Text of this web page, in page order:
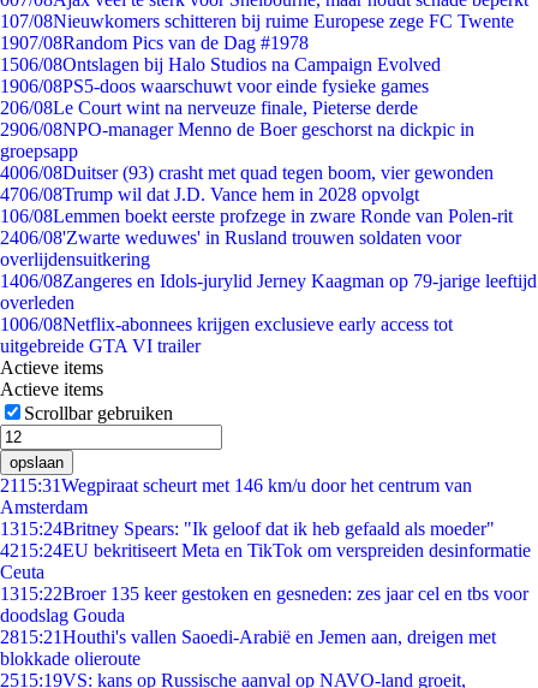
107/08Nieuwkomers schitteren bij ruime Europese zege FC Twente
1907/08Random Pics van de Dag #1978
1506/08Ontslagen bij Halo Studios na Campaign Evolved
1906/08PS5-doos waarschuwt voor einde fysieke games
206/08Le Court wint na nerveuze finale, Pieterse derde
2906/08NPO-manager Menno de Boer geschorst na dickpic in
groepsapp
4006/08Duitser (93) crasht met quad tegen boom, vier gewonden
4706/08Trump wil dat J.D. Vance hem in 2028 opvolgt
106/08Lemmen boekt eerste profzege in zware Ronde van Polen-rit
2406/08'Zwarte weduwes' in Rusland trouwen soldaten voor
overlijdensuitkering
1406/08Zangeres en Idols-jurylid Jerney Kaagman op 79-jarige leeftijd
overleden
1006/08Netflix-abonnees krijgen exclusieve early access tot
uitgebreide GTA VI trailer
Actieve items
Actieve items
Scrollbar gebruiken
opslaan
2115:31Wegpiraat scheurt met 146 km/u door het centrum van
Amsterdam
1315:24Britney Spears: "Ik geloof dat ik heb gefaald als moeder"
4215:24EU bekritiseert Meta en TikTok om verspreiden desinformatie
Ceuta
1315:22Broer 135 keer gestoken en gesneden: zes jaar cel en tbs voor
doodslag Gouda
2815:21Houthi's vallen Saoedi-Arabië en Jemen aan, dreigen met
blokkade olieroute
2515:19VS: kans op Russische aanval op NAVO-land groeit,